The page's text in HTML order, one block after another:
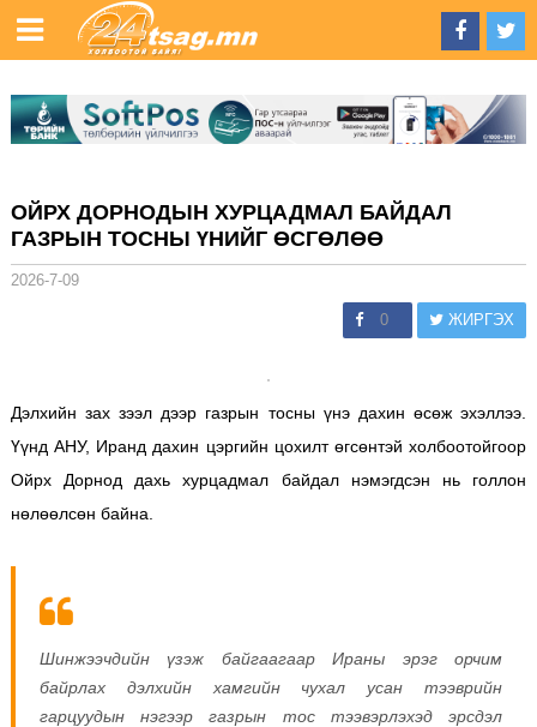
ОЙРХ ДОРНОДЫН ХУРЦАДМАЛ БАЙДАЛ
ГАЗРЫН ТОСНЫ ҮНИЙГ ӨСГӨЛӨӨ
2026-7-09
0 ЖИРГЭХ
Дэлхийн зах зээл дээр газрын тосны үнэ дахин өсөж эхэллээ.
Үүнд АНУ, Иранд дахин цэргийн цохилт өгсөнтэй холбоотойгоор
Ойрх Дорнод дахь хурцадмал байдал нэмэгдсэн нь голлон
нөлөөлсөн байна.
Шинжээчдийн үзэж байгаагаар Ираны эрэг орчим
байрлах дэлхийн хамгийн чухал усан тээврийн
гарцуудын нэгээр газрын тос тээвэрлэхэд эрсдэл